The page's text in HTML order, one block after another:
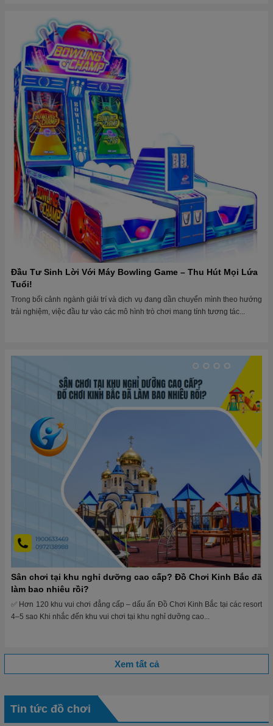
Đầu Tư Sinh Lời Với Máy Bowling Game – Thu Hút Mọi Lứa
Tuổi!
Trong bối cảnh ngành giải trí và dịch vụ đang dần chuyển mình theo hướng
trải nghiệm, việc đầu tư vào các mô hình trò chơi mang tính tương tác...
Sân chơi tại khu nghỉ dưỡng cao cấp? Đồ Chơi Kinh Bắc đã
làm bao nhiêu rồi?
✅ Hơn 120 khu vui chơi đẳng cấp – dấu ấn Đồ Chơi Kinh Bắc tại các resort
4–5 sao Khi nhắc đến khu vui chơi tại khu nghỉ dưỡng cao...
Xem tất cả
Tin tức đồ chơi